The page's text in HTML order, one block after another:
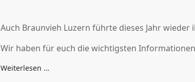
Auch Braunvieh Luzern führte dieses Jahr
Wir haben für euch die wichtigsten
Weiterlesen …